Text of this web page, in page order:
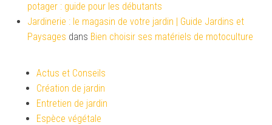
potager : guide pour les débutants
Jardinerie : le magasin de votre jardin | Guide Jardins et
Paysages dans Bien choisir ses matériels de motoculture
Actus et Conseils
Création de jardin
Entretien de jardin
Espèce végétale